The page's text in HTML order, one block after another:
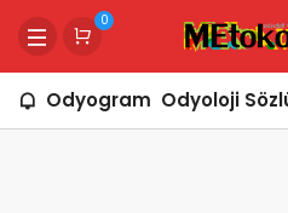
0
Odyogram Odyoloji